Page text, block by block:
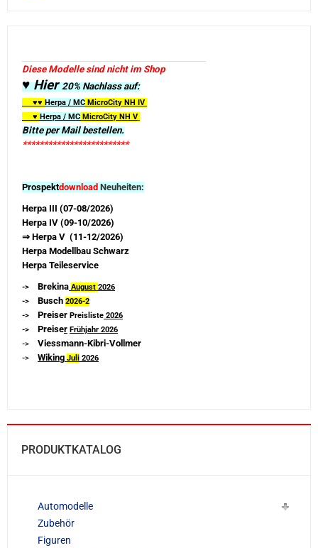
Diese Modelle sind nicht im Shop
♥ Hier20% Nachlass auf:
♥♥ Herpa / MC MicroCity NH IV
♥ Herpa / MC MicroCity NH V
Bitte per Mail bestellen.
*************************
Prospektdownload Neuheiten:
Herpa III (07-08/2026)
Herpa IV (09-10/2026)
⇒ Herpa V (11-12/2026)
Herpa Modellbau Schwarz
Herpa Teileservice
-> Brekina August 2026
-> Busch 2026-2
-> Preiser Preisliste 2026
-> Preiser Frühjahr 2026
-> Viessmann-Kibri-Vollmer
-> Wiking Juli 2026
PRODUKTKATALOG
Automodelle
Zubehör
Figuren